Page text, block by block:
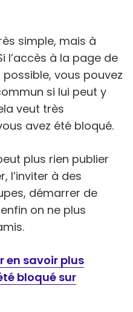
simple, mais à
l’accès à la page de
possible, vous pouvez
si lui peut y
veut très
avez été bloqué.
plus rien publier
l’inviter à des
démarrer de
on ne plus
en savoir plus
bloqué sur